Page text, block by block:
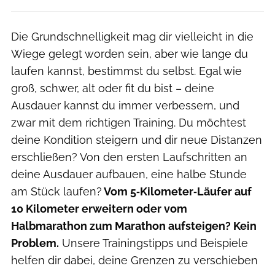
Die Grundschnelligkeit mag dir vielleicht in die
Wiege gelegt worden sein, aber wie lange du
laufen kannst, bestimmst du selbst. Egal wie
groß, schwer, alt oder fit du bist – deine
Ausdauer kannst du immer verbessern, und
zwar mit dem richtigen Training. Du möchtest
deine Kondition steigern und dir neue Distanzen
erschließen? Von den ersten Laufschritten an
deine Ausdauer aufbauen, eine halbe Stunde
am Stück laufen?Vom 5‑Kilometer‑Läufer auf
10 Kilometer erweitern oder vom
Halbmarathon zum Marathon aufsteigen? Kein
Problem. Unsere Trainingstipps und Beispiele
helfen dir dabei, deine Grenzen zu verschieben